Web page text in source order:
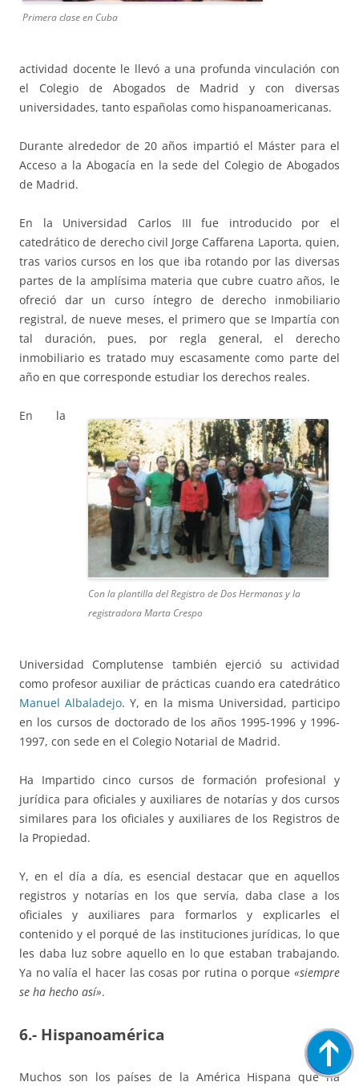
Primera clase en Cuba
actividad docente le llevó a una profunda vinculación con
el Colegio de Abogados de Madrid y con diversas
universidades, tanto españolas como hispanoamericanas.
Durante alrededor de 20 años impartió el Máster para el
Acceso a la Abogacía en la sede del Colegio de Abogados
de Madrid.
En la Universidad Carlos III fue introducido por el
catedrático de derecho civil Jorge Caffarena Laporta, quien,
tras varios cursos en los que iba rotando por las diversas
partes de la amplísima materia que cubre cuatro años, le
ofreció dar un curso íntegro de derecho inmobiliario
registral, de nueve meses, el primero que se Impartía con
tal duración, pues, por regla general, el derecho
inmobiliario es tratado muy escasamente como parte del
año en que corresponde estudiar los derechos reales.
Con la plantilla del Registro de Dos Hermanas y la
registradora Marta Crespo
En la
Universidad Complutense también ejerció su actividad
como profesor auxiliar de prácticas cuando era catedrático
Manuel Albaladejo. Y, en la misma Universidad, participo
en los cursos de doctorado de los años 1995-1996 y 1996-
1997, con sede en el Colegio Notarial de Madrid.
Ha Impartido cinco cursos de formación profesional y
jurídica para oficiales y auxiliares de notarías y dos cursos
similares para los oficiales y auxiliares de los Registros de
la Propiedad.
Y, en el día a día, es esencial destacar que en aquellos
registros y notarías en los que servía, daba clase a los
oficiales y auxiliares para formarlos y explicarles el
contenido y el porqué de las instituciones jurídicas, lo que
les daba luz sobre aquello en lo que estaban trabajando.
Ya no valía el hacer las cosas por rutina o porque «siempre
se ha hecho así».
6.- Hispanoamérica
Muchos son los países de la América Hispana que ha